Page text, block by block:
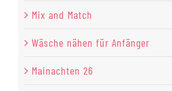
Mix and Match
Wäsche nähen für Anfänger
Mainachten 26